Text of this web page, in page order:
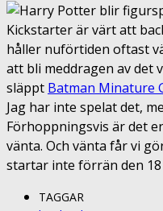
Kickstarter är värt att
håller nuförtiden oftast
att bli meddragen av det
släppt Batman Minature
Jag har inte spelat det,
Förhoppningsvis är det
vänta. Och vänta får vi
startar inte förrän den 18
TAGGAR